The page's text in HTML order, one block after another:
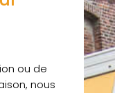
ou de
nous